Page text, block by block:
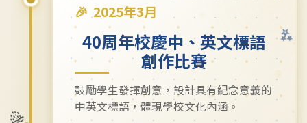
2025年3月
40周年校慶中、英文標語
創作比賽
鼓勵學生發揮創意，設計具有紀念意義的
中英文標語，體現學校文化內涵。